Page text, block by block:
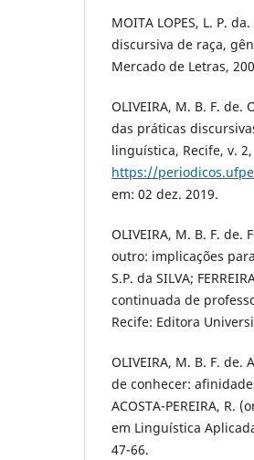
MOITA LOPES, L. P.
discursiva de raça,
Mercado de Letras,
OLIVEIRA, M. B. F.
das práticas
linguística, Recife, v.
https://
em: 02 dez. 2019.
OLIVEIRA, M. B. F.
outro: implicações
S.P. da SILVA;
continuada de
Recife: Editora
OLIVEIRA, M. B. F.
de conhecer:
ACOSTA-PEREIRA,
em Linguística
47-66.